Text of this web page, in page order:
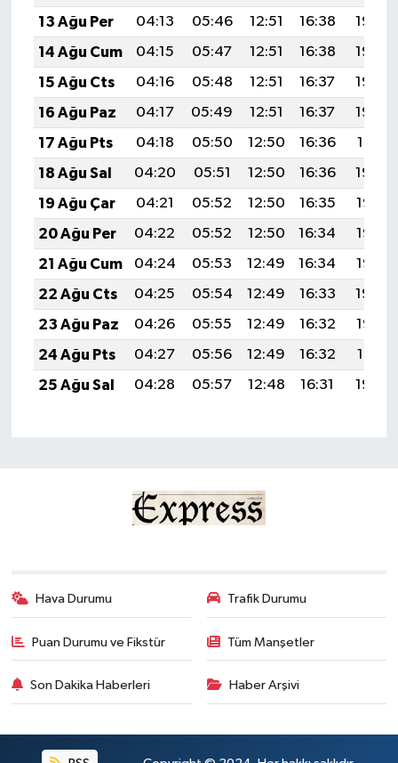
13 Ağu Per
04:13 05:46 12:51 16:38
19:46
14 Ağu Cum
04:15 05:47 12:51 16:38
19:45
15 Ağu Cts
04:16 05:48 12:51 16:37
19:44
16 Ağu Paz
04:17 05:49 12:51 16:37
19:42
17 Ağu Pts
04:18 05:50 12:50 16:36
19:41
18 Ağu Sal
04:20 05:51 12:50 16:36
19:40
19 Ağu Çar
04:21 05:52 12:50 16:35
19:38
20 Ağu Per
04:22 05:52 12:50 16:34
19:37
21 Ağu Cum
04:24 05:53 12:49 16:34
19:36
22 Ağu Cts
04:25 05:54 12:49 16:33
19:34
23 Ağu Paz
04:26 05:55 12:49 16:32
19:33
24 Ağu Pts
04:27 05:56 12:49 16:32
19:31
25 Ağu Sal
04:28 05:57 12:48 16:31 19:30
Hava Durumu Trafik Durumu
Puan Durumu ve Fikstür Tüm Manşetler
Son Dakika Haberleri Haber Arşivi